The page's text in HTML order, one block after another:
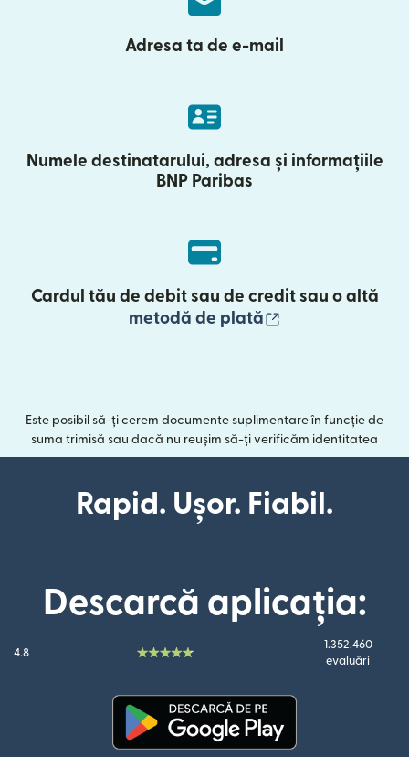
Adresa ta de e-mail
Numele destinatarului, adresa și informațiile
BNP Paribas
Cardul tău de debit sau de credit sau o altă
metodă de plată
Este posibil să-ți cerem documente suplimentare în funcție de
suma trimisă sau dacă nu reușim să-ți verificăm identitatea
Rapid. Ușor. Fiabil.
Descarcă aplicația:
4.8
1.352.460
evaluări